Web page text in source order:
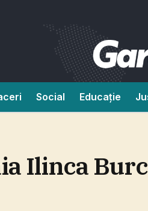
Social Educație
Ilinca